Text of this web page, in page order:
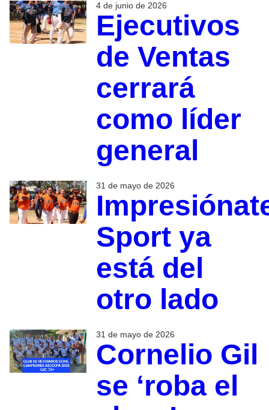
4 de junio de 2026
Ejecutivos
de Ventas
cerrará
como líder
general
31 de mayo de 2026
Sport ya
está del
otro lado
31 de mayo de 2026
Cornelio Gil
se ‘roba el